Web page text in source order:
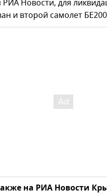
Новости, для
и второй самолет
на РИА Новости